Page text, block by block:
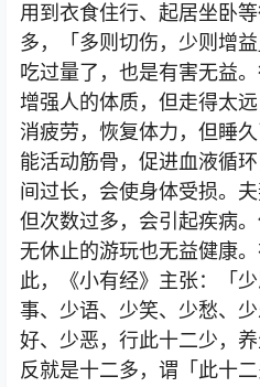
用到衣食住行、起居坐卧
多，「多则切伤，少则增
吃过量了，也是有害无益
增强人的体质，但走得太
消疲劳，恢复体力，但睡
能活动筋骨，促进血液循
间过长，会使身体受损。
但次数过多，会引起疾病
无休止的游玩也无益健康
此，《小有经》主张：「
事、少语、少笑、少愁、
好、少恶，行此十二少，
反就是十二多，谓「此十